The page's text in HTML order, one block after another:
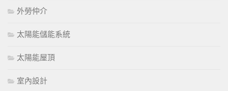
外勞仲介
太陽能儲能系統
太陽能屋頂
室內設計